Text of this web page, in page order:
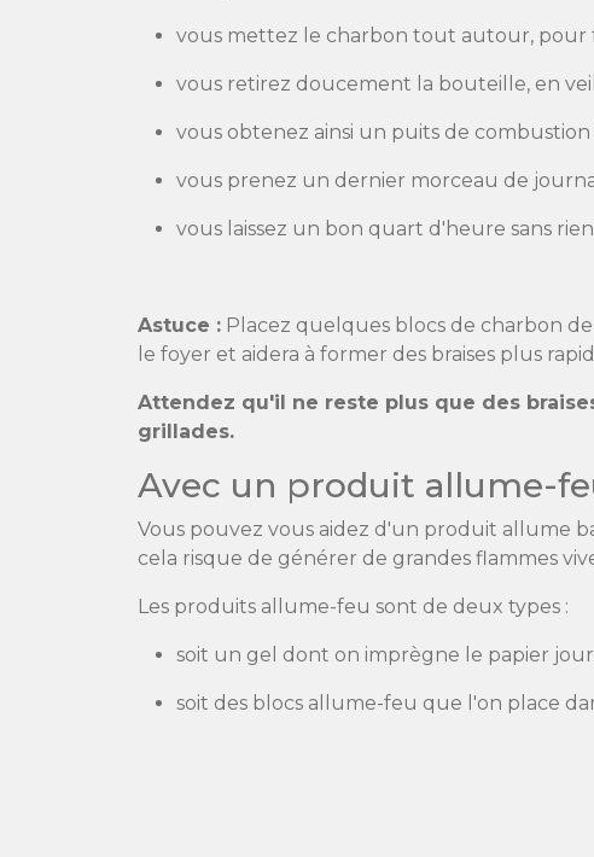
vous mettez le charbon tout autour, pour
vous retirez doucement la bouteille, en
vous obtenez ainsi un puits de
vous prenez un dernier morceau de
vous laissez un bon quart d'heure sans
Astuce : Placez quelques blocs de charbon
le foyer et aidera à former des braises plus
Attendez qu'il ne reste plus que des
grillades.
Avec un produit allume-
Vous pouvez vous aidez d'un produit allume
cela risque de générer de grandes flammes
Les produits allume-feu sont de deux types :
soit un gel dont on imprègne le papier
soit des blocs allume-feu que l'on place